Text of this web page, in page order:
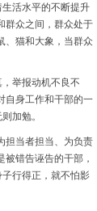
生活水平的不断提升
群众之间，群众处于
、猫和大象，当群众
举报动机不良不
自身工作和干部的一
加勉。
担当者担当、为负责
错告诬告的干部，
行得正，就不怕影